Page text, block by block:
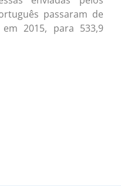
passaram de
2015, para 533,9